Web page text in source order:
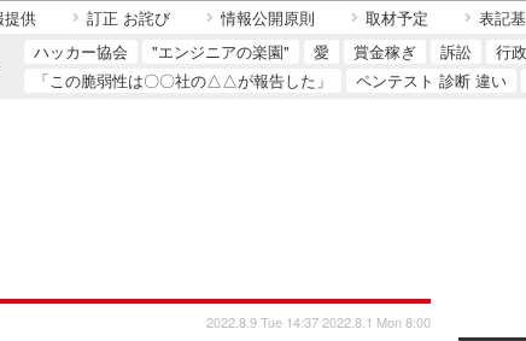
提供 訂正 お詫び 情報公開原則 取材予定 表記
ハッカー協会 "エンジニアの楽園" 愛 賞金稼ぎ 訴訟 行
「この脆弱性は〇〇社の△△が報告した」
ペンテスト 診断 違い
2022.8.9 Tue 14:37 2022.8.1 Mon 8:00